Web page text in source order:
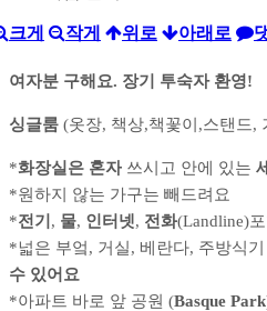
크게 작게 위로 아래로
여자분 구해요. 장기 투숙자 환영!
싱글룸 (옷장, 책상,책꽃이,스탠드,
*화장실은 혼자 쓰시고 안에 있는
*원하지 않는 가구는 빼드려요
*전기 , 물, 인터넷, 전화(Landline)
*넓은 부엌, 거실, 베란다, 주방식
수 있어요
*아파트 바로 앞 공원 (Basque Park